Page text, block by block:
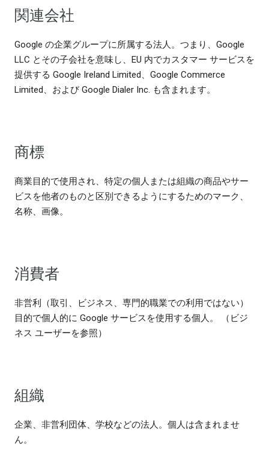
関連会社
Google の企業グループに所属する法人。つまり、Google
LLC とその子会社を意味し、EU 内でカスタマー サービスを
提供する Google Ireland Limited、Google Commerce
Limited、および Google Dialer Inc. も含まれます。
商標
商業目的で使用され、特定の個人または組織の商品やサー
ビスを他者のものと区別できるようにするためのマーク、
名称、画像。
消費者
非営利（取引、ビジネス、専門的職業での利用ではない）
目的で個人的に Google サービスを使用する個人。 （ビジ
ネス ユーザーを参照）
組織
企業、非営利団体、学校などの法人。個人は含まれませ
ん。